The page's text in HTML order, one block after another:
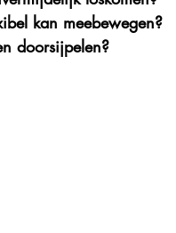
kan meebewegen?
doorsijpelen?